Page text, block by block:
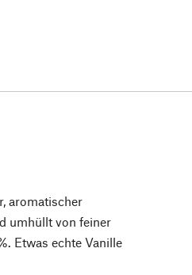
aromatischer
umhüllt von feiner
Etwas echte Vanille